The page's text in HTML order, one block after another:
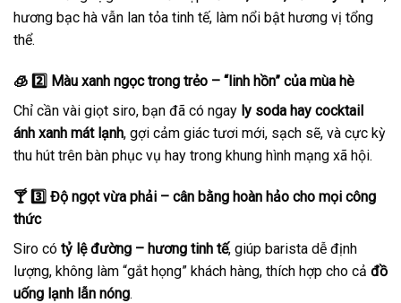
hương bạc hà vẫn lan tỏa tinh tế, làm nổi bật hương vị tổng
thể.
🧊 2️⃣ Màu xanh ngọc trong trẻo – “linh hồn” của mùa hè
Chỉ cần vài giọt siro, bạn đã có ngay ly soda hay cocktail
ánh xanh mát lạnh, gợi cảm giác tươi mới, sạch sẽ, và cực kỳ
thu hút trên bàn phục vụ hay trong khung hình mạng xã hội.
🍸 3️⃣ Độ ngọt vừa phải – cân bằng hoàn hảo cho mọi công
thức
Siro có tỷ lệ đường – hương tinh tế, giúp barista dễ định
lượng, không làm “gắt họng” khách hàng, thích hợp cho cả đồ
uống lạnh lẫn nóng.